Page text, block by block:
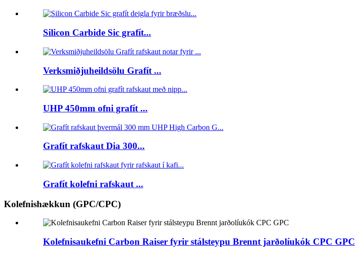
Silicon Carbide Sic grafít...
Verksmiðjuheildsölu Grafít ...
UHP 450mm ofni grafít ...
Grafít rafskaut Dia 300...
Grafít kolefni rafskaut ...
Kolefnishækkun (GPC/CPC)
Kolefnisaukefni Carbon Raiser fyrir stálsteypu Brennt jarðolíukók CPC GPC